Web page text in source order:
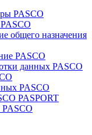
PASCO
общего назначения
PASCO
данных PASCO
PASCO
PASPORT